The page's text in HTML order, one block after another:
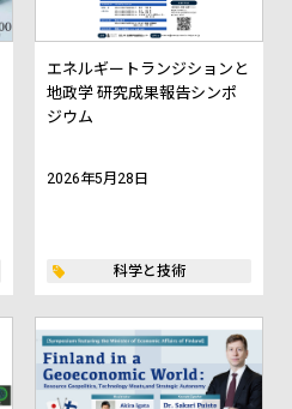
エネルギートランジションと
地政学 研究成果報告シンポ
ジウム
2026年5月28日
科学と技術